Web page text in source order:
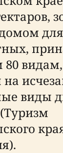
80
на
виды